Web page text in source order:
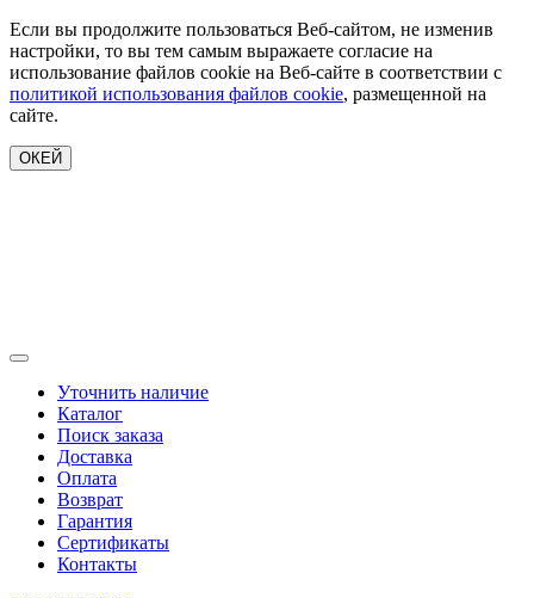
Если вы продолжите пользоваться Веб-сайтом, не изменив
настройки, то вы тем самым выражаете согласие на
использование файлов cookie на Веб-сайте в соответствии с
политикой использования файлов cookie, размещенной на
сайте.
ОКЕЙ
Уточнить наличие
Каталог
Поиск заказа
Доставка
Оплата
Возврат
Гарантия
Сертификаты
Контакты